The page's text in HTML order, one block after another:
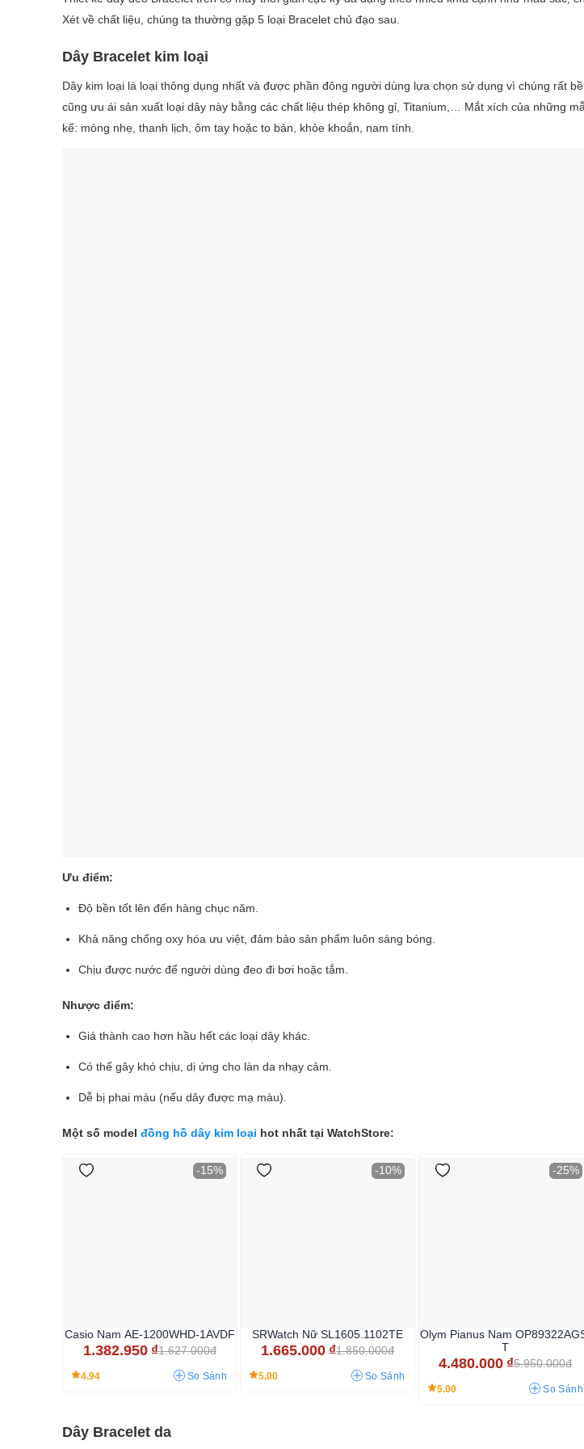
Xét về chất liệu, chúng ta thường gặp 5 loại Bracelet chủ đạo sau.
Dây Bracelet kim loại
Dây kim loại là loại thông dụng nhất và được phần đông người dùng lựa chọn sử dụng vì chúng rất
cũng ưu ái sản xuất loại dây này bằng các chất liệu thép không gỉ, Titanium,… Mắt xích của những
kế: mỏng nhẹ, thanh lịch, ôm tay hoặc to bản, khỏe khoắn, nam tính.
Ưu điểm:
Độ bền tốt lên đến hàng chục năm.
Khả năng chống oxy hóa ưu việt, đảm bảo sản phẩm luôn sáng bóng.
Chịu được nước để người dùng đeo đi bơi hoặc tắm.
Nhược điểm:
Giá thành cao hơn hầu hết các loại dây khác.
Có thể gây khó chịu, dị ứng cho làn da nhạy cảm.
Dễ bị phai màu (nếu dây được mạ màu).
Một số model đồng hồ dây kim loại hot nhất tại WatchStore:
-15%
Casio Nam AE-1200WHD-1AVDF
1.382.950 ₫1.627.000đ
4.94 So Sánh
-10%
SRWatch Nữ SL1605.1102TE
1.665.000 ₫1.850.000đ
5.00 So Sánh
-25%
Olym Pianus Nam
T
4.480.000 ₫5.950.000đ
5.00 So Sánh
Dây Bracelet da